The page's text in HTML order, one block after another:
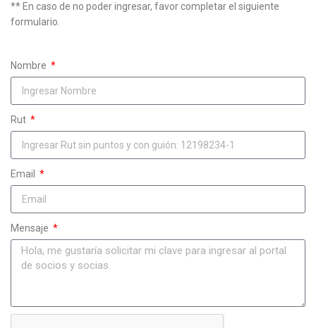
** En caso de no poder ingresar, favor completar el siguiente
formulario.
Nombre
Rut
Email
Mensaje